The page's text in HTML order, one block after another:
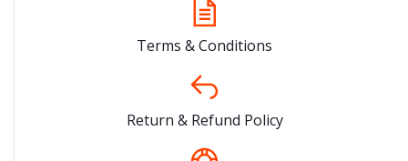
Terms & Conditions
Return & Refund Policy